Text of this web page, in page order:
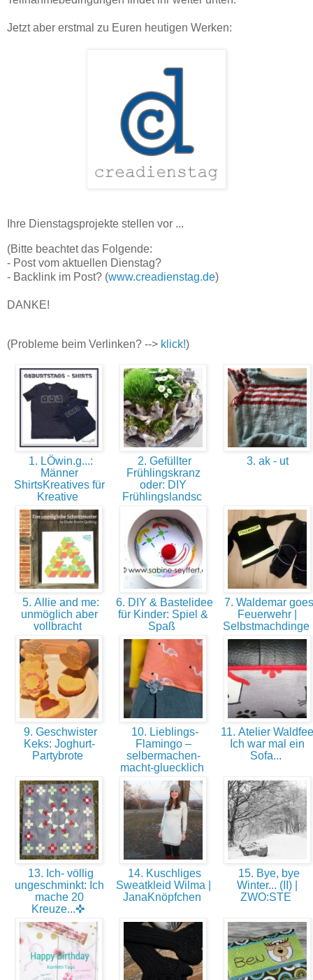
Jetzt aber erstmal zu Euren heutigen Werken:
Ihre Dienstagsprojekte stellen vor ...
(Bitte beachtet das Folgende:
- Post vom aktuellen Dienstag?
- Backlink im Post? (www.creadienstag.de)
DANKE!
(Probleme beim Verlinken? --> klick!)
1. LÖwin.g...:
Männer
ShirtsKreatives für
Kreative
2. Gefüllter
Frühlingskranz
oder: DIY
Frühlingslandsc
3. ak - ut
5. Allie and me:
unmöglich aber
vollbracht
6. DIY & Bastelidee
für Kinder: Spiel &
Spaß
7. Waldemar goes
Feuerwehr |
Selbstmachdinge
9. Geschwister
Keks: Joghurt-
Partybrote
10. Lieblings-
Flamingo –
selbermachen-
macht-gluecklich
11. Atelier
Ich war mal ein
Sofa...
13. Ich- völlig
ungeschminkt: Ich
mache 20
Kreuze...✜
14. Kuschliges
Sweatkleid Wilma |
JanaKnöpfchen
15. Bye, bye
Winter... (II) |
ZWO:STE